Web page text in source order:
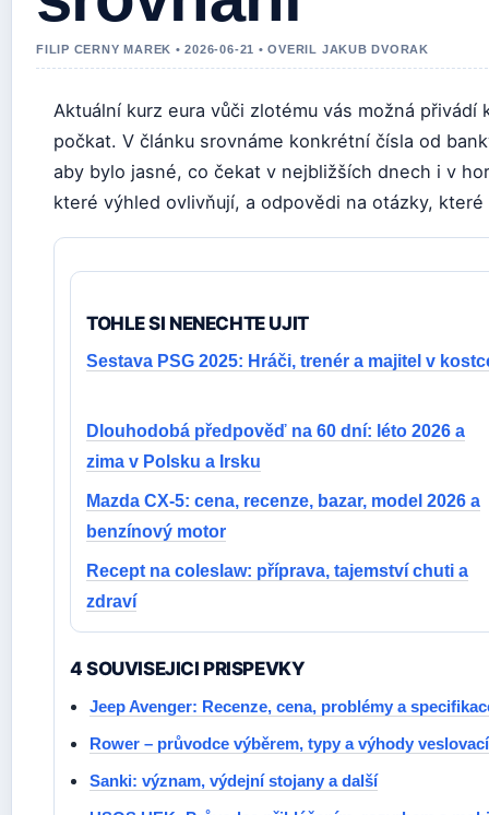
FILIP CERNY MAREK • 2026-06-21 • OVERIL JAKUB DVORAK
Aktuální kurz eura vůči zlotému vás možná
počkat. V článku srovnáme konkrétní čísla od
aby bylo jasné, co čekat v nejbližších dnech i v
které výhled ovlivňují, a odpovědi na otázky,
TOHLE SI NENECHTE UJIT
Sestava PSG 2025: Hráči, trenér a majitel v
Dlouhodobá předpověď na 60 dní: léto 2026 a
zima v Polsku a Irsku
Mazda CX-5: cena, recenze, bazar, model 2026 a
benzínový motor
Recept na coleslaw: příprava, tajemství chuti a
zdraví
4 SOUVISEJICI PRISPEVKY
Jeep Avenger: Recenze, cena, problémy a
Rower – průvodce výběrem, typy a výhody
Sanki: význam, výdejní stojany a další